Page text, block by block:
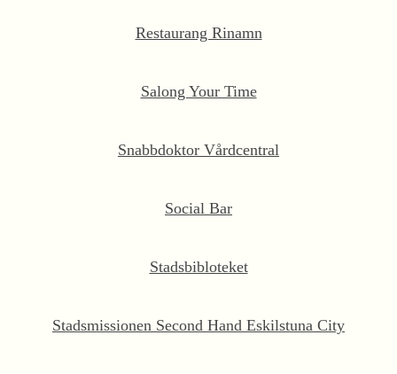
Restaurang Rinamn
Salong Your Time
Snabbdoktor Vårdcentral
Social Bar
Stadsbibloteket
Stadsmissionen Second Hand Eskilstuna City